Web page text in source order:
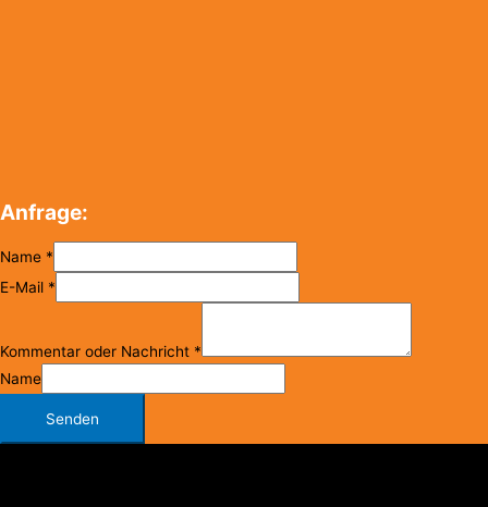
Anfrage:
Name *
E-Mail *
Kommentar oder Nachricht *
Name
Senden